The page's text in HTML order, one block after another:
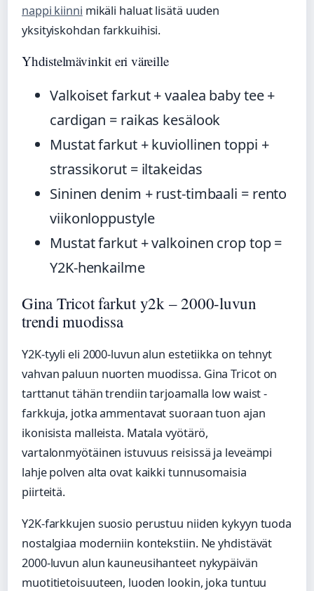
nappi kiinni mikäli haluat lisätä uuden
yksityiskohdan farkkuihisi.
Yhdistelmävinkit eri väreille
Valkoiset farkut + vaalea baby tee +
cardigan = raikas kesälook
Mustat farkut + kuviollinen toppi +
strassikorut = iltakeidas
Sininen denim + rust-timbaali = rento
viikonloppustyle
Mustat farkut + valkoinen crop top =
Y2K-henkailme
Gina Tricot farkut y2k – 2000-luvun
trendi muodissa
Y2K-tyyli eli 2000-luvun alun estetiikka on tehnyt
vahvan paluun nuorten muodissa. Gina Tricot on
tarttanut tähän trendiin tarjoamalla low waist -
farkkuja, jotka ammentavat suoraan tuon ajan
ikonisista malleista. Matala vyötärö,
vartalonmyötäinen istuvuus reisissä ja leveämpi
lahje polven alta ovat kaikki tunnusomaisia
piirteitä.
Y2K-farkkujen suosio perustuu niiden kykyyn tuoda
nostalgiaa moderniin kontekstiin. Ne yhdistävät
2000-luvun alun kauneusihanteet nykypäivän
muotitietoisuuteen, luoden lookin, joka tuntuu